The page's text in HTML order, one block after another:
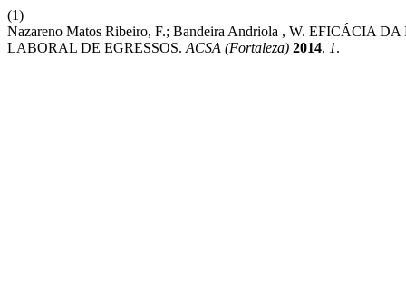
(1)
Nazareno Matos Ribeiro, F.; Bandeira Andriola , W. EFICÁCIA
LABORAL DE EGRESSOS. ACSA (Fortaleza) 2014, 1.